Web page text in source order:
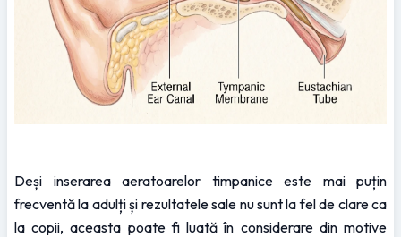
Deși inserarea aeratoarelor timpanice este mai puțin
frecventă la adulți și rezultatele sale nu sunt la fel de clare ca
la copii, aceasta poate fi luată în considerare din motive